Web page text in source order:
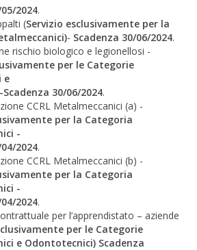
2024.
(Servizio esclusivamente per la
- Scadenza 30/06/2024.
rischio biologico e legionellosi -
per le Categorie
e
Scadenza 30/06/2024.
CCRL Metalmeccanici (a) -
per la Categoria
-
2024.
CCRL Metalmeccanici (b) -
per la Categoria
-
2024.
per l’apprendistato – aziende
per le Categorie
e Odontotecnici) Scadenza